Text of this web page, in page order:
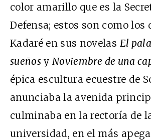
color amarillo que es la
Defensa; estos son como los
Kadaré en sus novelas El
sueños y Noviembre de una
épica escultura ecuestre de
anunciaba la avenida
culminaba en la rectoría de
universidad, en el más